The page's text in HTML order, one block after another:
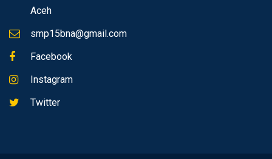
Aceh
smp15bna@gmail.com
Facebook
Instagram
Twitter